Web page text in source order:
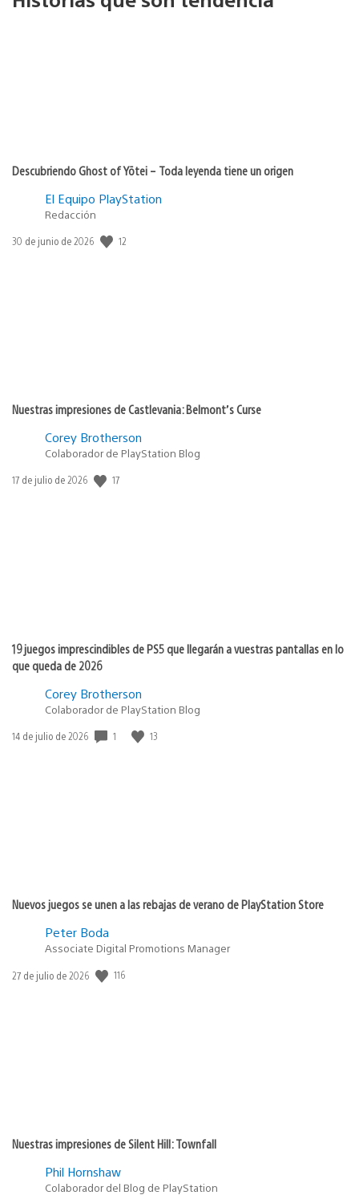
Descubriendo Ghost of Yōtei – Toda leyenda tiene un origen
El Equipo PlayStation
Redacción
Fecha
30 de junio de 2026 12
Nuestras impresiones de Castlevania: Belmont’s Curse
Corey Brotherson
Colaborador de PlayStation Blog
Fecha
17 de julio de 2026 17
19 juegos imprescindibles de PS5 que llegarán a vuestras pantallas en lo
que queda de 2026
Corey Brotherson
Colaborador de PlayStation Blog
Fecha
14 de julio de 2026 1 13
Nuevos juegos se unen a las rebajas de verano de PlayStation Store
Peter Boda
Associate Digital Promotions Manager
Fecha
27 de julio de 2026 116
Nuestras impresiones de Silent Hill: Townfall
Phil Hornshaw
Colaborador del Blog de PlayStation